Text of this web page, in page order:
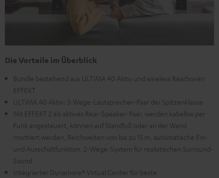
Die Vorteile im Überblick
Bundle bestehend aus ULTIMA 40 Aktiv und wireless Rearboxen
EFFEKT
ULTIMA 40 Aktiv: 3-Wege-Lautsprecher-Paar der Spitzenklasse
Mit EFFEKT 2 als aktives Rear-Speaker-Paar, werden kabellos per
Funk angesteuert, können auf Standfuß oder an der Wand
montiert werden, Reichweiten von bis zu 15 m, automatische Ein-
und Ausschaltfunktion, 2-Wege-System für realistischen Surround-
Sound
Integrierter Dynamore® Virtual Center für beste